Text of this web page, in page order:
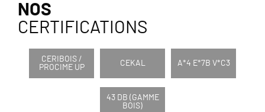
NOS
CERTIFICATIONS
CERIBOIS /
PROCIME UP
CEKAL A*4 E*7B V*C3
43 DB (GAMME
BOIS)